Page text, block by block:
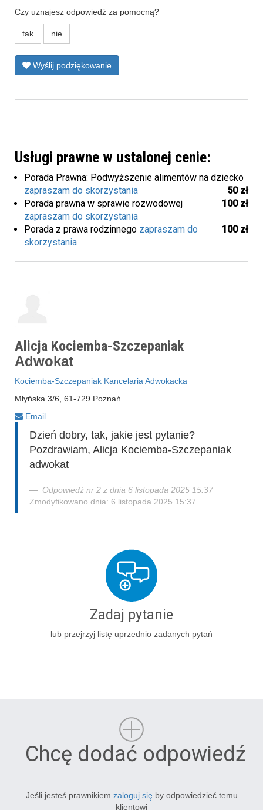
Czy uznajesz odpowiedź za pomocną?
tak nie
Wyślij podziękowanie
Usługi prawne w ustalonej cenie:
Porada Prawna: Podwyższenie alimentów na dziecko
50 zł
zapraszam do skorzystania
Porada prawna w sprawie rozwodowej
100 zł
zapraszam do skorzystania
Porada z prawa rodzinnego
100 zł
zapraszam do
skorzystania
Alicja Kociemba-Szczepaniak
Adwokat
Kociemba-Szczepaniak Kancelaria Adwokacka
Młyńska 3/6, 61-729 Poznań
Email
Dzień dobry, tak, jakie jest pytanie?
Pozdrawiam, Alicja Kociemba-Szczepaniak
adwokat
Odpowiedź nr 2 z dnia 6 listopada 2025 15:37
Zmodyfikowano dnia: 6 listopada 2025 15:37
Zadaj pytanie
lub przejrzyj listę uprzednio zadanych pytań
Chcę dodać odpowiedź
Jeśli jesteś prawnikiem zaloguj się by odpowiedzieć temu
klientowi